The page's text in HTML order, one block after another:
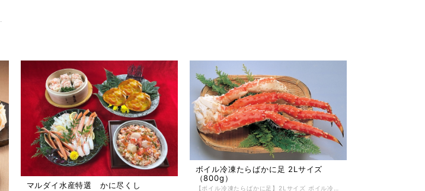
マルダイ水産特選 かに尽くし
ボイル冷凍たらばかに足 2Lサイズ
（800g）